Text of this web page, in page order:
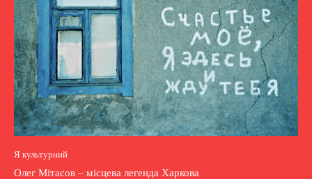
Я культурний
Олег Мітасов – місцева легенда Харкова